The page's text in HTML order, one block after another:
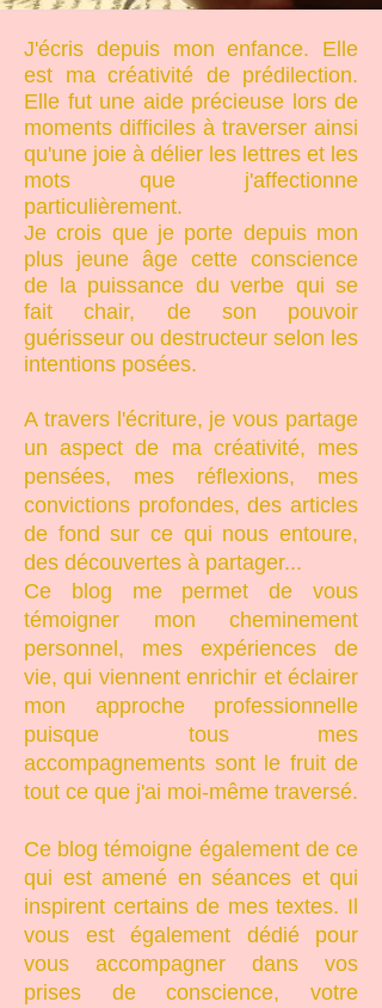
J'écris depuis mon enfance. Elle
est ma créativité de prédilection.
Elle fut une aide précieuse lors de
moments difficiles à traverser ainsi
qu'une joie à délier les lettres et les
mots que j'affectionne
particulièrement.
Je crois que je porte depuis mon
plus jeune âge cette conscience
de la puissance du verbe qui se
fait chair, de son pouvoir
guérisseur ou destructeur selon les
intentions posées.
A travers l'écriture, je vous partage
un aspect de ma créativité, mes
pensées, mes réflexions, mes
convictions profondes, des articles
de fond sur ce qui nous entoure,
des découvertes à partager...
Ce blog me permet de vous
témoigner mon cheminement
personnel, mes expériences de
vie, qui viennent enrichir et éclairer
mon approche professionnelle
puisque tous mes
accompagnements sont le fruit de
tout ce que j'ai moi-même traversé.
Ce blog témoigne également de ce
qui est amené en séances et qui
inspirent certains de mes textes. Il
vous est également dédié pour
vous accompagner dans vos
prises de conscience, votre